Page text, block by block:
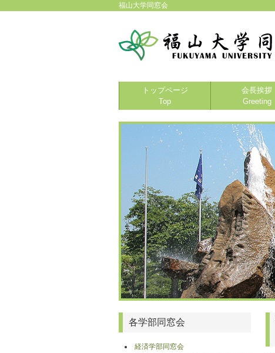
福山大学同窓会
トップページ
Top
会長挨拶
Greeting
各学部同窓会
経済学部同窓会